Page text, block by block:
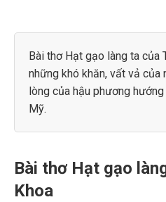
Bài thơ Hạt gạo làng ta của
những khó khăn, vất vả của
lòng của hậu phương
Mỹ.
Bài thơ Hạt gạo
Khoa